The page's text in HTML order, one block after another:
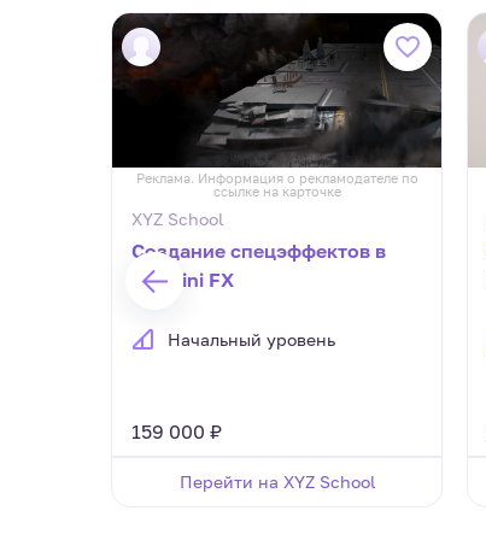
Реклама. Информация о рекламодателе по
ссылке на карточке
XYZ School
Создание спецэффектов в
Houdini FX
Начальный уровень
159 000 ₽
Перейти на XYZ School